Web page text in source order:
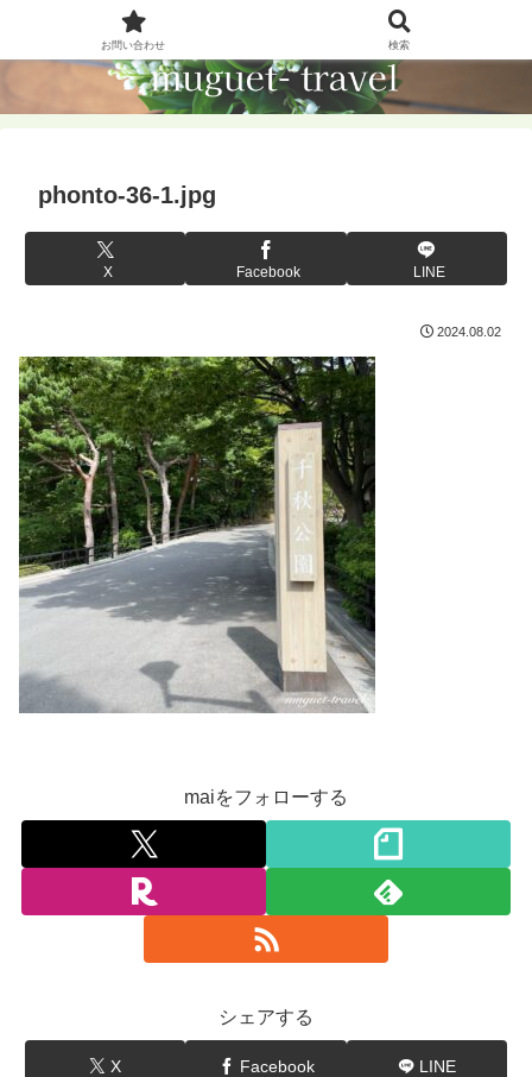
phonto-36-1.jpg
X Facebook LINE
2024.08.02
maiをフォローする
シェアする
X Facebook LINE
お問い合わせ 検索